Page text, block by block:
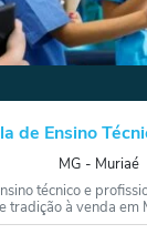
de Ensino
MG ‐ Muriaé
técnico e
tradição à venda em